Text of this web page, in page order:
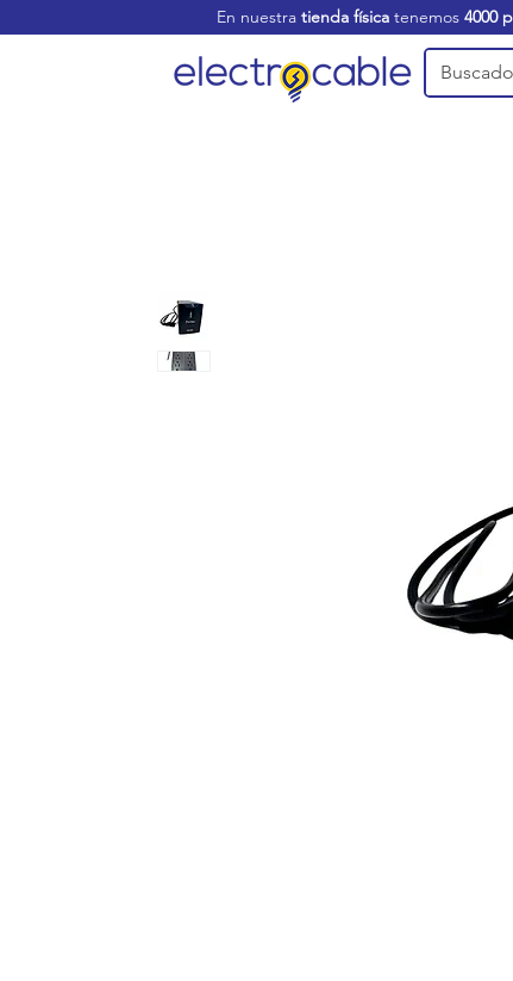
En nuestra tienda física tenemos 4000